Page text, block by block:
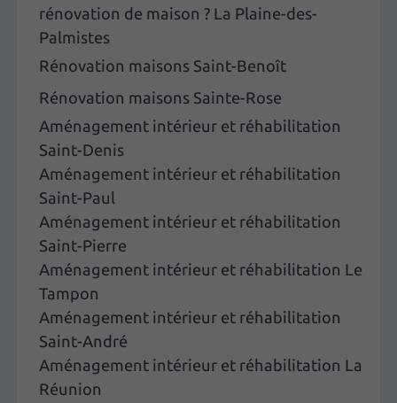
rénovation de maison ? La Plaine-des-
Palmistes
Rénovation maisons Saint-Benoît
Rénovation maisons Sainte-Rose
Aménagement intérieur et réhabilitation
Saint-Denis
Aménagement intérieur et réhabilitation
Saint-Paul
Aménagement intérieur et réhabilitation
Saint-Pierre
Aménagement intérieur et réhabilitation Le
Tampon
Aménagement intérieur et réhabilitation
Saint-André
Aménagement intérieur et réhabilitation La
Réunion